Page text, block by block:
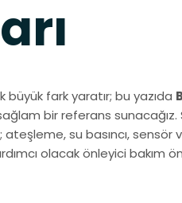
fark yaratır; bu yazıda
bir referans sunacağız.
su basıncı,
olacak önleyici bakım